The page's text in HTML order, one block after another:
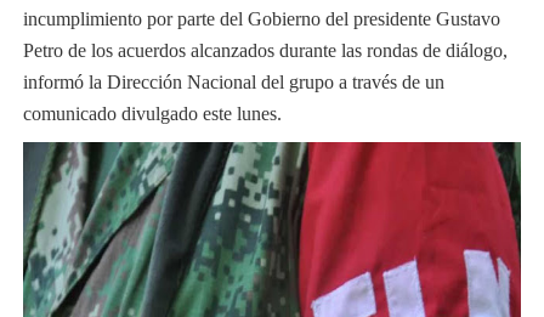
incumplimiento por parte del Gobierno del presidente Gustavo
Petro de los acuerdos alcanzados durante las rondas de diálogo,
informó la Dirección Nacional del grupo a través de un
comunicado divulgado este lunes.